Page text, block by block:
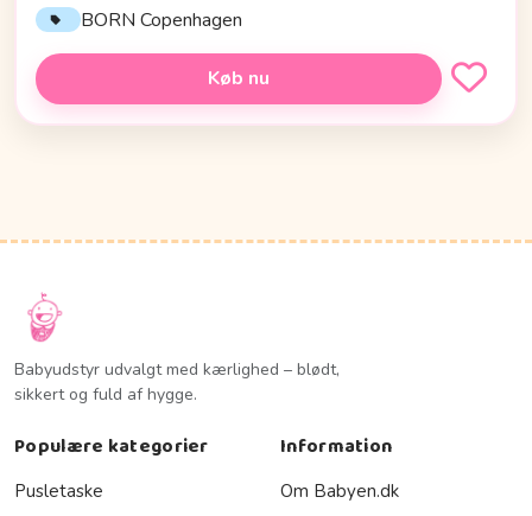
BORN Copenhagen
Køb nu
Babyudstyr udvalgt med kærlighed – blødt,
sikkert og fuld af hygge.
Populære kategorier
Pusletaske
Information
Om Babyen.dk